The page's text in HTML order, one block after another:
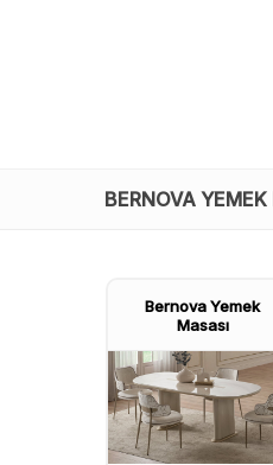
BERNOVA
Bernova Yemek
Masası